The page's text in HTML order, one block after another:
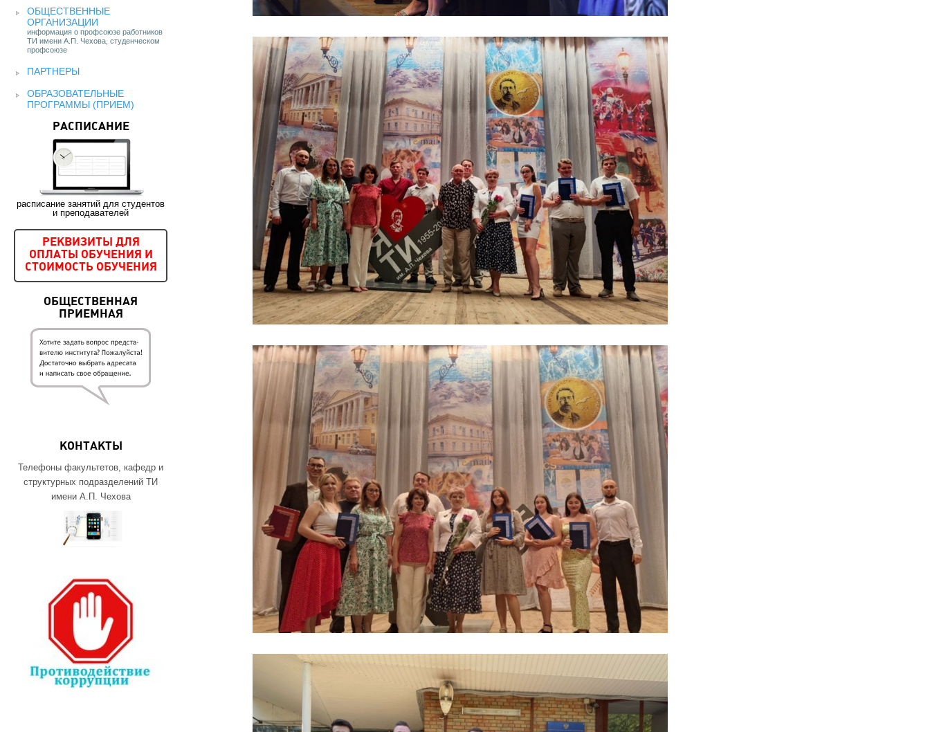
ОБЩЕСТВЕННЫЕ
ОРГАНИЗАЦИИ
информация о профсоюзе работников
ТИ имени А.П. Чехова, студенческом
профсоюзе
ПАРТНЕРЫ
ОБРАЗОВАТЕЛЬНЫЕ
ПРОГРАММЫ (ПРИЕМ)
РАСПИСАНИЕ
расписание занятий для студентов
и преподавателей
РЕКВИЗИТЫ ДЛЯ
ОПЛАТЫ ОБУЧЕНИЯ И
СТОИМОСТЬ ОБУЧЕНИЯ
ОБЩЕСТВЕННАЯ
ПРИЕМНАЯ
КОНТАКТЫ
Телефоны факультетов, кафедр и
структурных подразделений ТИ
имени А.П. Чехова